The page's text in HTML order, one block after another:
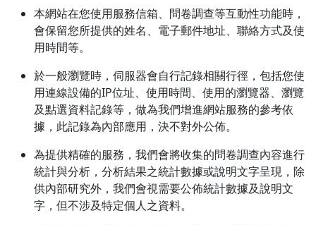
本網站在您使用服務信箱、問卷調查等互動性功能時，
會保留您所提供的姓名、電子郵件地址、聯絡方式及使
用時間等。
於一般瀏覽時，伺服器會自行記錄相關行徑，包括您使
用連線設備的IP位址、使用時間、使用的瀏覽器、瀏覽
及點選資料記錄等，做為我們增進網站服務的參考依
據，此記錄為內部應用，決不對外公佈。
為提供精確的服務，我們會將收集的問卷調查內容進行
統計與分析，分析結果之統計數據或說明文字呈現，除
供內部研究外，我們會視需要公佈統計數據及說明文
字，但不涉及特定個人之資料。